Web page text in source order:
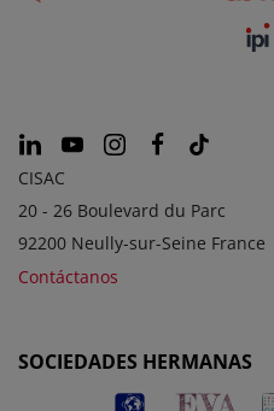
CISAC
20 - 26 Boulevard du Parc
92200 Neully-sur-Seine France
Contáctanos
SOCIEDADES HERMANAS